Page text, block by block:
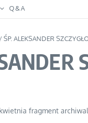
Q&A
/ŚP. ALEKSANDER
fragment